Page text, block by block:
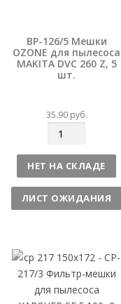
BP-126/5 Мешки
OZONE для пылесоса
MAKITA DVC 260 Z, 5
шт.
35.90 руб.
л
и
ч
е
в
о
НЕТ НА СКЛАДЕ
ЛИСТ ОЖИДАНИЯ